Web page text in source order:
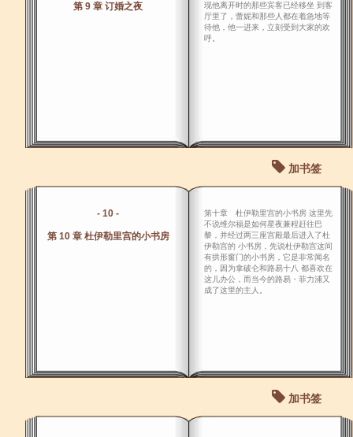
第 9 章 订婚之夜
现他离开时的那些宾客已经移坐 到客
厅里了，蕾妮和那些人都在着急地等
待他，他一进来，立刻受到大家的欢
呼。
加书签
- 10 -
第 10 章 杜伊勒里宫的小书房
第十章 杜伊勒里宫的小书房 这里先
不说维尔福是如何星夜兼程赶往巴
黎，并经过两三座宫殿最后进入了杜
伊勒宫的 小书房，先说杜伊勒宫这间
有拱形窗门的小书房，它是非常闻名
的，因为拿破仑和路易十八 都喜欢在
这儿办公，而当今的路易・菲力浦又
成了这里的主人。
加书签